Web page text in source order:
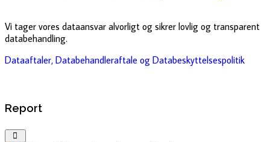
Vi tager vores dataansvar alvorligt og sikrer lovlig og transparent
databehandling.
Dataaftaler, Databehandleraftale og Databeskyttelsespolitik
Report